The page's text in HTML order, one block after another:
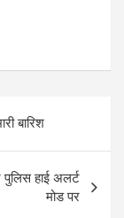
बारिश
हाई अलर्ट
मोड पर